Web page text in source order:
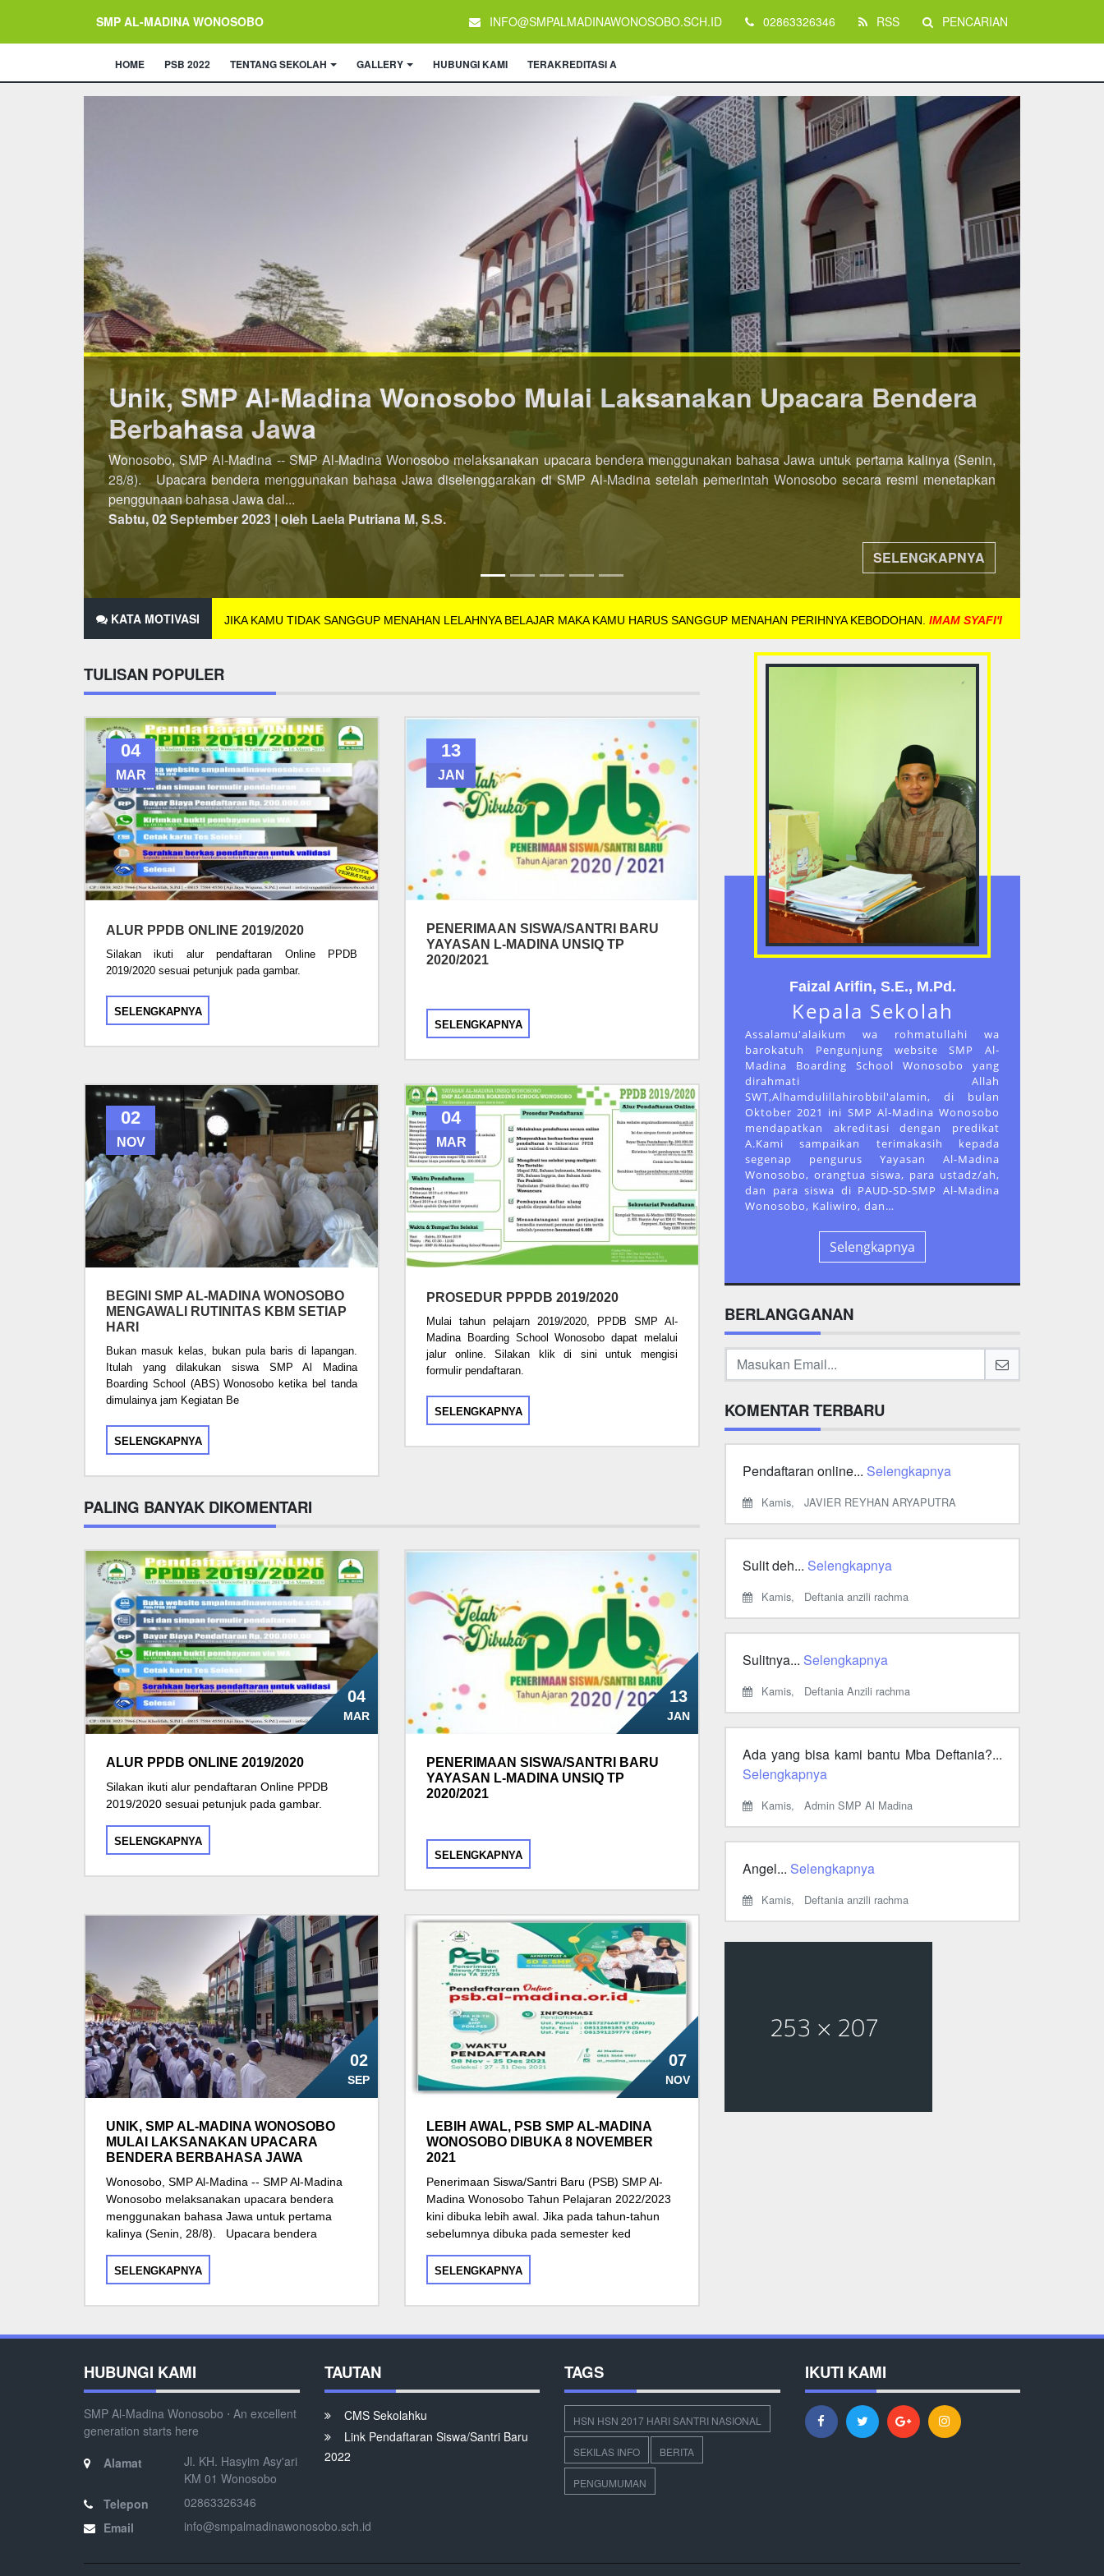
SMP AL-MADINA WONOSOBO INFO@SMPALMADINAWONOSOBO.SCH.ID 02863326346 RSS PENCARIAN
HOME PSB 2022 TENTANG SEKOLAH GALLERY HUBUNGI KAMI TERAKREDITASI A
Lebih Awal, PSB SMP AL-Madina Wonosobo dibuka 8 November 2021
Penerimaan Siswa/Santri Baru (PSB) SMP Al-Madina Wonosobo Tahun Pelajaran 2022/2023 kini dibuka lebih awal. Jika pada tahun-tahun sebelumnya
dibuka pada semester kedua, maka untuk PSB Tahun Pelajaran 2022/2023 dibuka di semester pertama. Pendaftaran dibuka mulai tanggal 8 November
2021 hingga 25 Des...
Minggu, 07 November 2021 | oleh Laela Putriana M, S.S.
SELENGKAPNYA
KATA MOTIVASI JIKA KAMU TIDAK SANGGUP MENAHAN LELAHNYA BELAJAR MAKA KAMU HARUS SANGGUP MENAHAN PERIHNYA KEBODOHAN. IMAM SYAFI'I
TULISAN POPULER
04
MAR
ALUR PPDB ONLINE 2019/2020
Silakan ikuti alur pendaftaran Online PPDB
2019/2020 sesuai petunjuk pada gambar.
SELENGKAPNYA
13
JAN
PENERIMAAN SISWA/SANTRI BARU
YAYASAN L-MADINA UNSIQ TP
2020/2021
SELENGKAPNYA
02
NOV
BEGINI SMP AL-MADINA WONOSOBO
MENGAWALI RUTINITAS KBM SETIAP
HARI
Bukan masuk kelas, bukan pula baris di lapangan.
Itulah yang dilakukan siswa SMP Al Madina
Boarding School (ABS) Wonosobo ketika bel tanda
dimulainya jam Kegiatan Be
SELENGKAPNYA
04
MAR
PROSEDUR PPPDB 2019/2020
Mulai tahun pelajarn 2019/2020, PPDB SMP Al-
Madina Boarding School Wonosobo dapat melalui
jalur online. Silakan klik di sini untuk mengisi
formulir pendaftaran.
SELENGKAPNYA
PALING BANYAK DIKOMENTARI
04
MAR
ALUR PPDB ONLINE 2019/2020
Silakan ikuti alur pendaftaran Online PPDB
2019/2020 sesuai petunjuk pada gambar.
SELENGKAPNYA
13
JAN
PENERIMAAN SISWA/SANTRI BARU
YAYASAN L-MADINA UNSIQ TP
2020/2021
SELENGKAPNYA
02
SEP
UNIK, SMP AL-MADINA WONOSOBO
MULAI LAKSANAKAN UPACARA
BENDERA BERBAHASA JAWA
Wonosobo, SMP Al-Madina -- SMP Al-Madina
Wonosobo melaksanakan upacara bendera
menggunakan bahasa Jawa untuk pertama
kalinya (Senin, 28/8). Upacara bendera
SELENGKAPNYA
07
NOV
LEBIH AWAL, PSB SMP AL-MADINA
WONOSOBO DIBUKA 8 NOVEMBER
2021
Penerimaan Siswa/Santri Baru (PSB) SMP Al-
Madina Wonosobo Tahun Pelajaran 2022/2023
kini dibuka lebih awal. Jika pada tahun-tahun
sebelumnya dibuka pada semester ked
SELENGKAPNYA
Faizal Arifin, S.E., M.Pd.
Kepala Sekolah
Assalamu'alaikum wa rohmatullahi wa
barokatuh Pengunjung website SMP Al-
Madina Boarding School Wonosobo yang
dirahmati Allah
SWT,Alhamdulillahirobbil'alamin, di bulan
Oktober 2021 ini SMP Al-Madina Wonosobo
mendapatkan akreditasi dengan predikat
A.Kami sampaikan terimakasih kepada
segenap pengurus Yayasan Al-Madina
Wonosobo, orangtua siswa, para ustadz/ah,
dan para siswa di PAUD-SD-SMP Al-Madina
Wonosobo, Kaliwiro, dan…
Selengkapnya
BERLANGGANAN
KOMENTAR TERBARU
Pendaftaran online... Selengkapnya
Kamis, JAVIER REYHAN ARYAPUTRA
Sulit deh... Selengkapnya
Kamis, Deftania anzili rachma
Sulitnya... Selengkapnya
Kamis, Deftania Anzili rachma
Ada yang bisa kami bantu Mba Deftania?...
Selengkapnya
Kamis, Admin SMP Al Madina
Angel... Selengkapnya
Kamis, Deftania anzili rachma
HUBUNGI KAMI
SMP Al-Madina Wonosobo ⋅ An excellent
generation starts here
Alamat
Jl. KH. Hasyim Asy'ari
KM 01 Wonosobo
Telepon
02863326346
Email
info@smpalmadinawonosobo.sch.id
TAUTAN
CMS Sekolahku
Link Pendaftaran Siswa/Santri Baru
2022
TAGS
HSN HSN 2017 HARI SANTRI NASIONAL
SEKILAS INFO BERITA
PENGUMUMAN
IKUTI KAMI